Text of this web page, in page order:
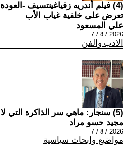
(4) فيلم أندريه زفياغينتسيف -
تعرض على خلفية غياب الأب
علي المسعود
2026 / 8 / 7
الادب والفن
(5) سنجار: ماهي سر الذاكرة التي لا تُقفل ؟
مجيد حسو مراد
2026 / 8 / 7
مواضيع وابحاث سياسية